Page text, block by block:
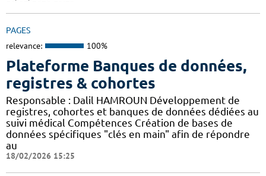
PAGES
relevance: 100%
Plateforme Banques de données,
registres & cohortes
Responsable : Dalil HAMROUN Développement de
registres, cohortes et banques de données dédiées au
suivi médical Compétences Création de bases de
données spécifiques "clés en main" afin de répondre
au
18/02/2026 15:25